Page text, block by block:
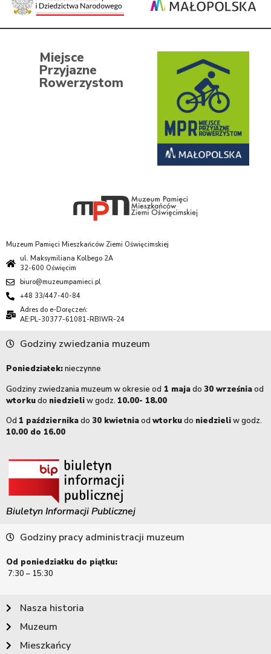
Miejsce
Przyjazne
Rowerzystom
Muzeum Pamięci Mieszkańców Ziemi Oświęcimskiej
ul. Maksymiliana Kolbego 2A
32-600 Oświęcim
biuro@muzeumpamieci.pl
+48 33/447-40-84
Adres do e-Doręczeń:
AE:PL-30377-61081-RBIWR-24
Godziny zwiedzania muzeum
Poniedziałek:nieczynne
Godziny zwiedzania muzeum w okresie od 1 majado 30 wrześniaod
wtorkudo niedzieliw godz. 10.00- 18.00
Od 1 październikado 30 kwietniaod wtorkudo niedzieliw godz.
10.00 do 16.00
Biuletyn Informacji Publicznej
Godziny pracy administracji muzeum
Od poniedziałku do piątku:
7:30 – 15:30
Nasza historia
Muzeum
Mieszkańcy